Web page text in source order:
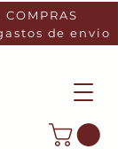
COMPRAS
de envio